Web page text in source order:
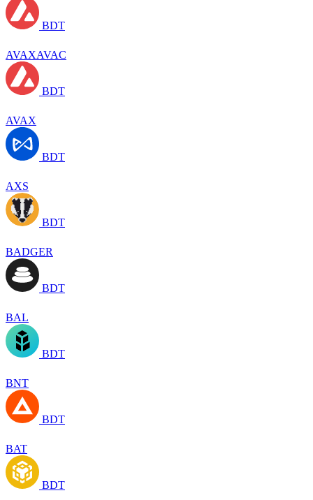
BDT
AVAXAVAC
BDT
AVAX
BDT
AXS
BDT
BADGER
BDT
BAL
BDT
BNT
BDT
BAT
BDT